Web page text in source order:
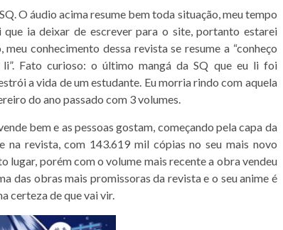
áudio
setas
para
cima
aumentar
ou
diminuir
o
O áudio acima resume bem toda situação, meu tempo
que ia deixar de escrever para o site, portanto estarei
conhecimento dessa revista se resume a “conheço
li”. Fato curioso: o último mangá da SQ que eu li foi
a vida de um estudante. Eu morria rindo com aquela
do ano passado com 3 volumes.
bem e as pessoas gostam, começando pela capa da
na revista, com 143.619 mil cópias no seu mais novo
lugar, porém com o volume mais recente a obra vendeu
das obras mais promissoras da revista e o seu anime é
certeza de que vai vir.